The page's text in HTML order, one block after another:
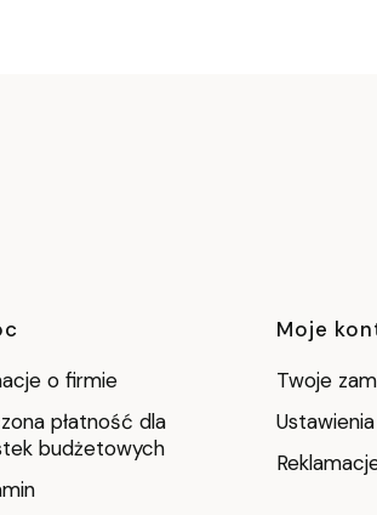
w stopce
o firmie
płatność dla
budżetowych
Moje
Twoje